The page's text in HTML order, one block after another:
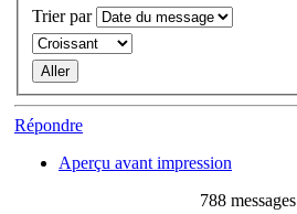
Trier par
Répondre
Aperçu avant impression
788 messages